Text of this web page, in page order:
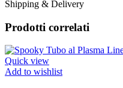
Shipping & Delivery
Prodotti correlati
Quick view
Add to wishlist